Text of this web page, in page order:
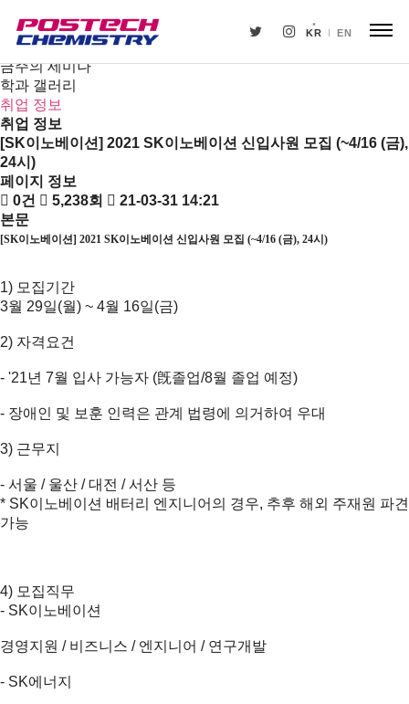
KR EN
뉴스
공지사항
금주의 세미나
학과 갤러리
취업 정보
취업 정보
[SK이노베이션] 2021 SK이노베이션 신입사원 모집 (~4/16 (금),
24시)
페이지 정보
0건
5,238회
21-03-31 14:21
본문
[SK이노베이션] 2021 SK이노베이션 신입사원 모집 (~4/16 (금), 24시 )
1) 모집기간
3월 29일(월) ~ 4월 16일(금)
2) 자격요건
- '21년 7월 입사 가능자 (旣졸업/8월 졸업 예정)
- 장애인 및 보훈 인력은 관계 법령에 의거하여 우대
3) 근무지
- 서울 / 울산 / 대전 / 서산 등
* SK이노베이션 배터리 엔지니어의 경우, 추후 해외 주재원 파견
가능
4) 모집직무
- SK이노베이션
경영지원 / 비즈니스 / 엔지니어 / 연구개발
- SK에너지